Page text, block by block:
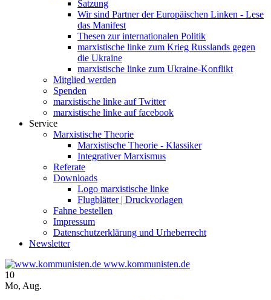
Satzung
Wir sind Partner der Europäischen Linken - Lese
das Manifest
Thesen zur internationalen Politik
marxistische linke zum Krieg Russlands gegen
die Ukraine
marxistische linke zum Ukraine-Konflikt
Mitglied werden
Spenden
marxistische linke auf Twitter
marxistische linke auf facebook
Service
Marxistische Theorie
Marxistische Theorie - Klassiker
Integrativer Marxismus
Referate
Downloads
Logo marxistische linke
Flugblätter | Druckvorlagen
Fahne bestellen
Impressum
Datenschutzerklärung und Urheberrecht
Newsletter
www.kommunisten.de
10
Mo, Aug.